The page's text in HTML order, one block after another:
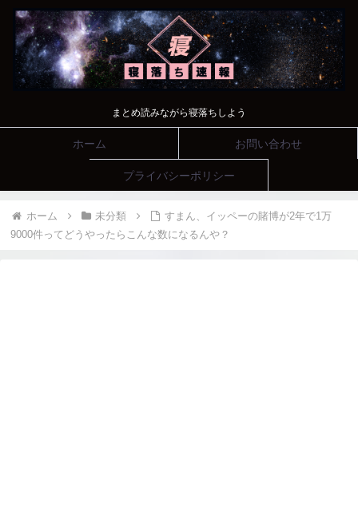
まとめ読みながら寝落ちしよう
ホーム お問い合わせ
プライバシーポリシー
ホーム 未分類
すまん、イッペーの賭博が2年で1万
9000件ってどうやったらこんな数になるんや？